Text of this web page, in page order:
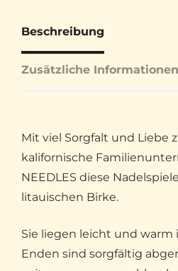
Beschreibung
Zusätzliche Informationen
Mit viel Sorgfalt und Liebe
kalifornische
NEEDLES diese
litauischen Birke.
Sie liegen leicht und warm
Enden sind sorgfältig